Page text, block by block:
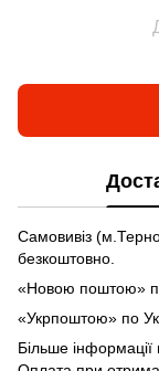
Самовивіз
безкоштовно.
«Новою поштою»
«Укрпоштою» по
Більше інформації